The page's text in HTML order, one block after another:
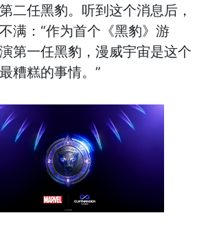
二任黑豹。听到这个消息后，
满：“作为首个《黑豹》游
第一任黑豹，漫威宇宙是这个
糟糕的事情。”